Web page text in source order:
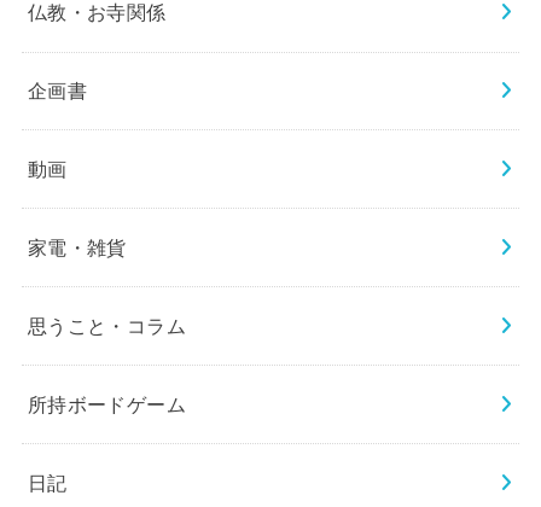
仏教・お寺関係
企画書
動画
家電・雑貨
思うこと・コラム
所持ボードゲーム
日記